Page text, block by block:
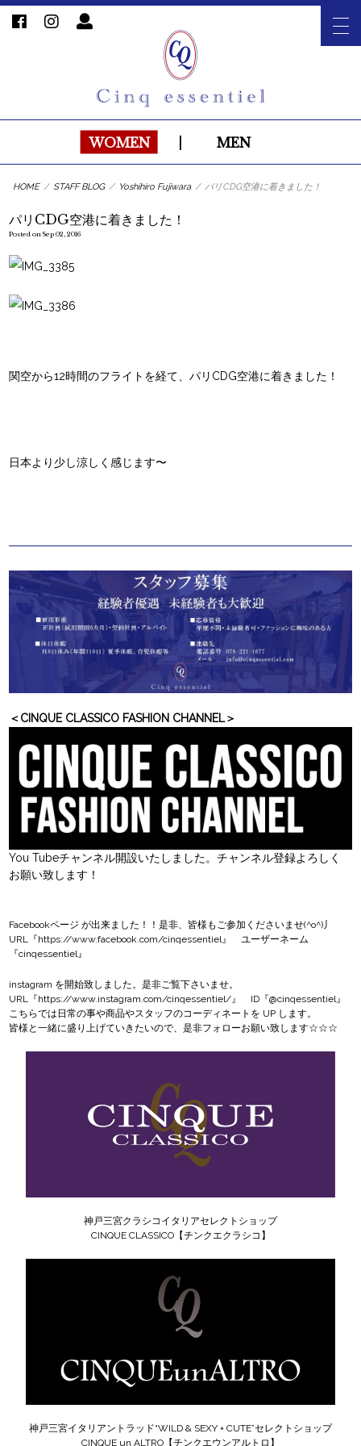
WOMEN MEN
HOME / STAFF BLOG / Yoshihiro Fujiwara / パリCDG空港に着きました！
パリCDG空港に着きました！
Posted on Sep 02, 2016
関空から12時間のフライトを経て、パリCDG空港に着きました！
日本より少し涼しく感じます〜
＜CINQUE CLASSICO FASHION CHANNEL＞
You Tubeチャンネル開設いたしました。チャンネル登録よろしく
お願い致します！
Facebookページ が出来ました！！是非、皆様もご参加くださいませ(^o^)丿
URL『https://www.facebook.com/cinqessentiel』 ユーザーネーム
『cinqessentiel』
instagram を開始致しました。是非ご覧下さいませ。
URL『https://www.instagram.com/cinqessentiel/』 ID『@cinqessentiel』
こちらでは日常の事や商品やスタッフのコーディネートを UP します。
皆様と一緒に盛り上げていきたいので、是非フォローお願い致します☆☆☆
神戸三宮クラシコイタリアセレクトショップ
CINQUE CLASSICO【チンクエクラシコ】
神戸三宮イタリアントラッド“WILD & SEXY + CUTE”セレクトショップ
CINQUE un ALTRO【チンクエウンアルトロ】